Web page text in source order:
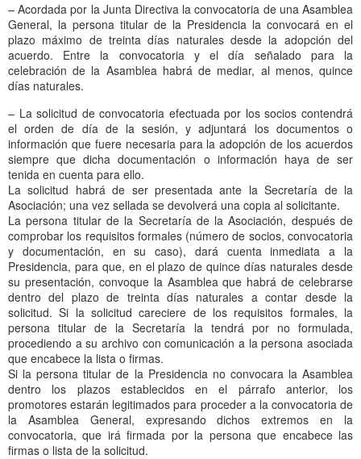
– Acordada por la Junta Directiva la convocatoria de una Asamblea
General, la persona titular de la Presidencia la convocará en el
plazo máximo de treinta días naturales desde la adopción del
acuerdo. Entre la convocatoria y el día señalado para la
celebración de la Asamblea habrá de mediar, al menos, quince
días naturales.
– La solicitud de convocatoria efectuada por los socios contendrá
el orden de día de la sesión, y adjuntará los documentos o
información que fuere necesaria para la adopción de los acuerdos
siempre que dicha documentación o información haya de ser
tenida en cuenta para ello.
La solicitud habrá de ser presentada ante la Secretaría de la
Asociación; una vez sellada se devolverá una copia al solicitante.
La persona titular de la Secretaría de la Asociación, después de
comprobar los requisitos formales (número de socios, convocatoria
y documentación, en su caso), dará cuenta inmediata a la
Presidencia, para que, en el plazo de quince días naturales desde
su presentación, convoque la Asamblea que habrá de celebrarse
dentro del plazo de treinta días naturales a contar desde la
solicitud. Si la solicitud careciere de los requisitos formales, la
persona titular de la Secretaría la tendrá por no formulada,
procediendo a su archivo con comunicación a la persona asociada
que encabece la lista o firmas.
Si la persona titular de la Presidencia no convocara la Asamblea
dentro los plazos establecidos en el párrafo anterior, los
promotores estarán legitimados para proceder a la convocatoria de
la Asamblea General, expresando dichos extremos en la
convocatoria, que irá firmada por la persona que encabece las
firmas o lista de la solicitud.